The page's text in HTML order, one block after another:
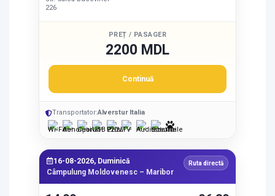
226
PREȚ / PASAGER
2200 MDL
Continuă
Transportator:Alverstur Italia
16-08-2026, Duminică
Câmpulung Moldovenesc – Maribor
Ruta directă